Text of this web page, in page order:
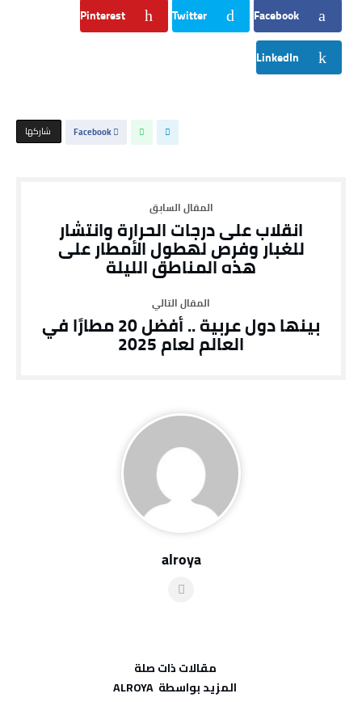
Facebook
Twitter
Pinterest
LinkedIn
‫‫ شاركها‬ Facebook
انقلاب على درجات الحرارة وانتشار
للغبار وفرص لهطول الأمطار على
هذه المناطق الليلة
بينها دول عربية .. أفضل 20 مطارًا في
العالم لعام 2025
alroya
‫مقالات ذات صلة‬
‫‫المزيد بواسطة‬ ‬ ALROYA